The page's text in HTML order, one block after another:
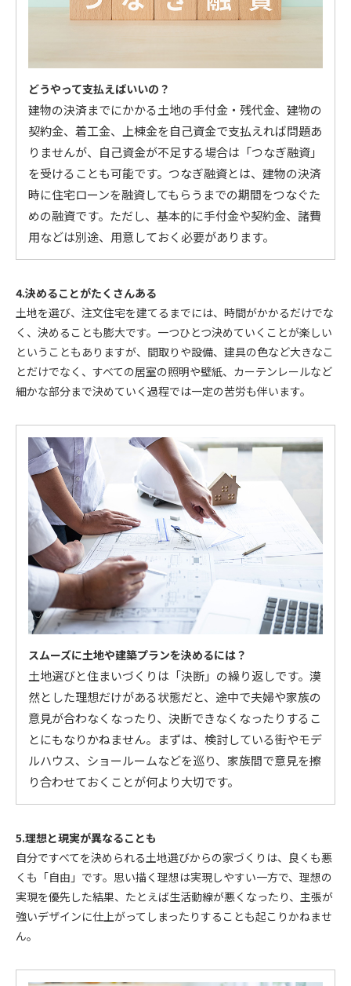
どうやって支払えばいいの？
建物の決済までにかかる土地の手付金・残代金、建物の
契約金、着工金、上棟金を自己資金で支払えれば問題あ
りませんが、自己資金が不足する場合は「つなぎ融資」
を受けることも可能です。つなぎ融資とは、建物の決済
時に住宅ローンを融資してもらうまでの期間をつなぐた
めの融資です。ただし、基本的に手付金や契約金、諸費
用などは別途、用意しておく必要があります。
4.決めることがたくさんある
土地を選び、注文住宅を建てるまでには、時間がかかるだけでな
く、決めることも膨大です。一つひとつ決めていくことが楽しい
ということもありますが、間取りや設備、建具の色など大きなこ
とだけでなく、すべての居室の照明や壁紙、カーテンレールなど
細かな部分まで決めていく過程では一定の苦労も伴います。
スムーズに土地や建築プランを決めるには？
土地選びと住まいづくりは「決断」の繰り返しです。漠
然とした理想だけがある状態だと、途中で夫婦や家族の
意見が合わなくなったり、決断できなくなったりするこ
とにもなりかねません。まずは、検討している街やモデ
ルハウス、ショールームなどを巡り、家族間で意見を擦
り合わせておくことが何より大切です。
5.理想と現実が異なることも
自分ですべてを決められる土地選びからの家づくりは、良くも悪
くも「自由」です。思い描く理想は実現しやすい一方で、理想の
実現を優先した結果、たとえば生活動線が悪くなったり、主張が
強いデザインに仕上がってしまったりすることも起こりかねませ
ん。